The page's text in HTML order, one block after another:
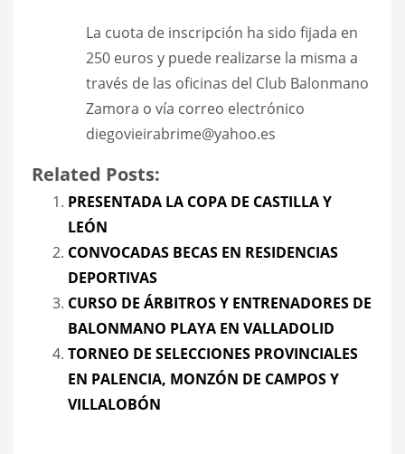
La cuota de inscripción ha sido fijada en
250 euros y puede realizarse la misma a
través de las oficinas del Club Balonmano
Zamora o vía correo electrónico
diegovieirabrime@yahoo.es
Related Posts:
PRESENTADA LA COPA DE CASTILLA Y
LEÓN
CONVOCADAS BECAS EN RESIDENCIAS
DEPORTIVAS
CURSO DE ÁRBITROS Y ENTRENADORES DE
BALONMANO PLAYA EN VALLADOLID
TORNEO DE SELECCIONES PROVINCIALES
EN PALENCIA, MONZÓN DE CAMPOS Y
VILLALOBÓN